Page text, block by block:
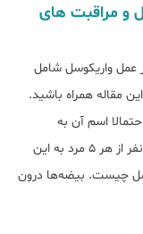
و مراقبت های
عمل واریکوسل شامل
مقاله همراه باشید.
اسم آن به
گوش‌تان خورده باشد. شواهد نشان می‎دهد که ۱ نفر از هر ۵ مرد به این
بیماری مبتلاست. حتما می‌پرسید بیماری واریکوسل چیست. بیضه‎‌ها درون